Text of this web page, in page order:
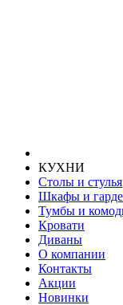
КУХНИ
Столы и стулья
Шкафы и
Тумбы и
Кровати
Диваны
О компании
Контакты
Акции
Новинки